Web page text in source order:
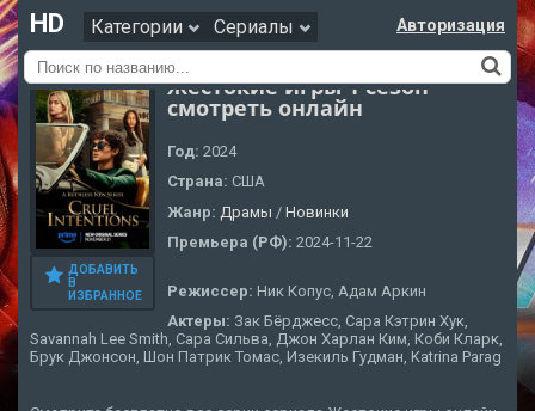
HD Категории Сериалы Авторизация
ДОБАВИТЬ
В
ИЗБРАННОЕ
Жестокие игры 1 сезон
смотреть онлайн
Год: 2024
Страна: США
Жанр: Драмы / Новинки
Премьера (РФ): 2024-11-22
Режиссер: Ник Копус, Адам Аркин
Актеры: Зак Бёрджесс, Сара Кэтрин Хук,
Savannah Lee Smith, Сара Сильва, Джон Харлан Ким, Коби Кларк,
Брук Джонсон, Шон Патрик Томас, Изекиль Гудман, Katrina Parag